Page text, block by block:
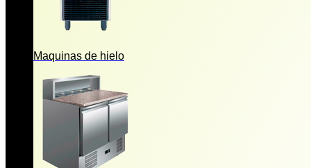
Maquinas de hielo